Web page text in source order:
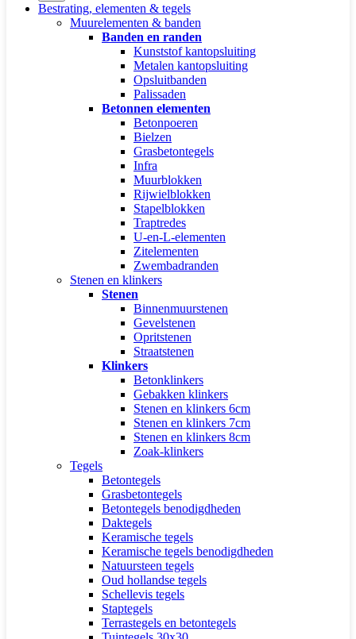
Bestrating, elementen & tegels
Muurelementen & banden
Banden en randen
Kunststof kantopsluiting
Metalen kantopsluiting
Opsluitbanden
Palissaden
Betonnen elementen
Betonpoeren
Bielzen
Grasbetontegels
Infra
Muurblokken
Rijwielblokken
Stapelblokken
Traptredes
U-en-L-elementen
Zitelementen
Zwembadranden
Stenen en klinkers
Stenen
Binnenmuurstenen
Gevelstenen
Opritstenen
Straatstenen
Klinkers
Betonklinkers
Gebakken klinkers
Stenen en klinkers 6cm
Stenen en klinkers 7cm
Stenen en klinkers 8cm
Zoak-klinkers
Tegels
Betontegels
Grasbetontegels
Betontegels benodigdheden
Daktegels
Keramische tegels
Keramische tegels benodigdheden
Natuursteen tegels
Oud hollandse tegels
Schellevis tegels
Staptegels
Terrastegels en betontegels